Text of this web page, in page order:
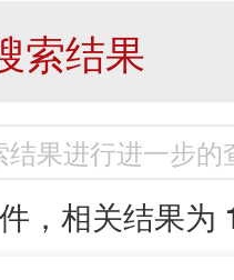
索结果
件，相关结果为